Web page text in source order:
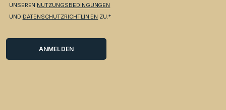
UNSEREN NUTZUNGSBEDINGUNGEN
UND DATENSCHUTZRICHTLINIEN ZU.*